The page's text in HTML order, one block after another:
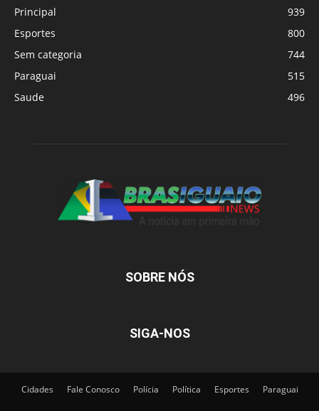
Principal
939
Esportes
800
Sem categoria
744
Paraguai
515
Saude
496
SOBRE NÓS
SIGA-NOS
Cidades Fale Conosco Polícia Política Esportes Paraguai